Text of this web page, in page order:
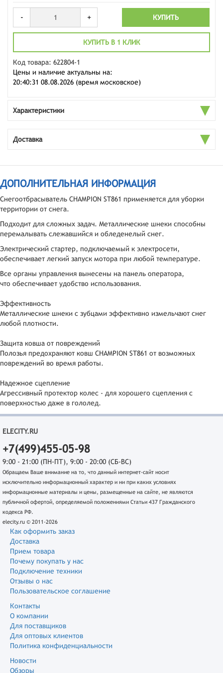
- + КУПИТЬ
КУПИТЬ В 1 КЛИК
Код товара: 622804-1
Цены и наличие актуальны на:
20:40:31 08.08.2026 (время московское)
Характеристики
Доставка
ДОПОЛНИТЕЛЬНАЯ ИНФОРМАЦИЯ
Снегоотбрасыватель CHAMPION ST861 применяется для уборки
территории от снега.
Подходит для сложных задач. Металлические шнеки способны
перемалывать слежавшийся и обледенелый снег.
Электрический стартер, подключаемый к электросети,
обеспечивает легкий запуск мотора при любой температуре.
Все органы управления вынесены на панель оператора,
что обеспечивает удобство использования.
Эффективность
Металлические шнеки с зубцами эффективно измельчают снег
любой плотности.
Защита ковша от повреждений
Полозья предохраняют ковш CHAMPION ST861 от возможных
повреждений во время работы.
Надежное сцепление
Агрессивный протектор колес - для хорошего сцепления с
поверхностью даже в гололед.
ELECITY.RU
+7(499)455-05-98
9:00 - 21:00 (ПН-ПТ), 9:00 - 20:00 (СБ-ВС)
Обращаем Ваше внимание на то, что данный интернет-сайт носит
исключительно информационный характер и ни при каких условиях
информационные материалы и цены, размещенные на сайте, не являются
публичной офертой, определяемой положениями Статьи 437 Гражданского
кодекса РФ.
elecity.ru © 2011-2026
Как оформить заказ
Доставка
Прием товара
Почему покупать у нас
Подключение техники
Отзывы о нас
Пользовательское соглашение
Контакты
О компании
Для поставщиков
Для оптовых клиентов
Политика конфиденциальности
Новости
Обзоры